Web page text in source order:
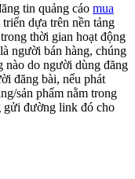
tin quảng cáo mua
dựa trên nền tảng
thời gian hoạt động
người bán hàng, chúng
nào do người dùng đăng
đăng bài, nếu phát
sản phẩm nằm trong
gửi đường link đó cho